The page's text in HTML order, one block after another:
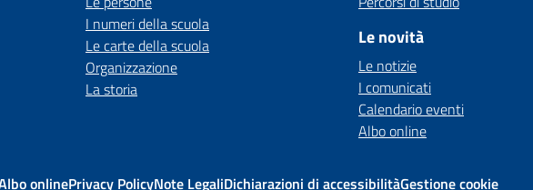
I numeri della scuola
Le carte della scuola
Organizzazione
La storia
Le novità
Le notizie
I comunicati
Calendario eventi
Albo online
onlinePrivacy PolicyNote LegaliDichiarazioni di accessibilitàGestione cookie